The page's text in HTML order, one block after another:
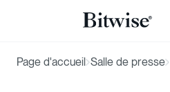
Page d'accueil Salle de presse